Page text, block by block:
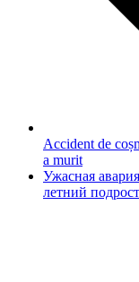
Accident de
a murit
Ужасная
летний